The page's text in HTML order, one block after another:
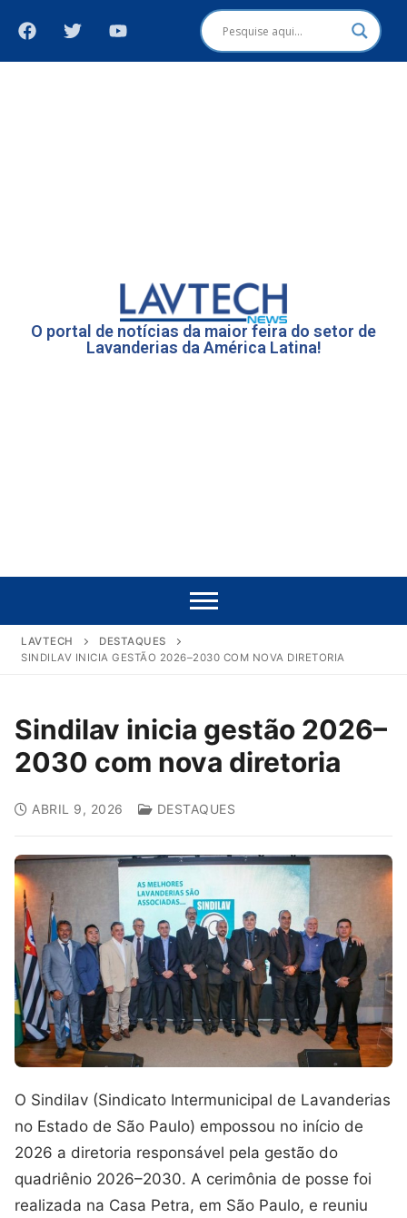
O portal de notícias da maior feira do setor de
Lavanderias da América Latina!
LAVTECH
DESTAQUES
SINDILAV INICIA GESTÃO 2026–2030 COM NOVA DIRETORIA
Sindilav inicia gestão 2026–
2030 com nova diretoria
ABRIL 9, 2026 DESTAQUES
O Sindilav (Sindicato Intermunicipal de Lavanderias
no Estado de São Paulo) empossou no início de
2026 a diretoria responsável pela gestão do
quadriênio 2026–2030. A cerimônia de posse foi
realizada na Casa Petra, em São Paulo, e reuniu